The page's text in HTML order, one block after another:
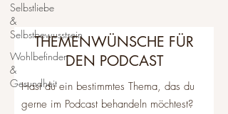
Selbstliebe
&
Selbstbewusstsein
Wohlbefinden
&
Gesundheit
THEMENWÜNSCHE FÜR
DEN PODCAST
Hast du ein bestimmtes Thema, das du
gerne im Podcast behandeln möchtest?